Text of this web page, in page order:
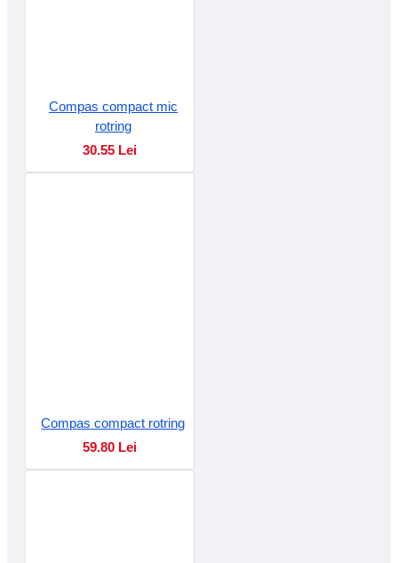
Compas compact mic
rotring
30.55 Lei
Compas compact rotring
59.80 Lei